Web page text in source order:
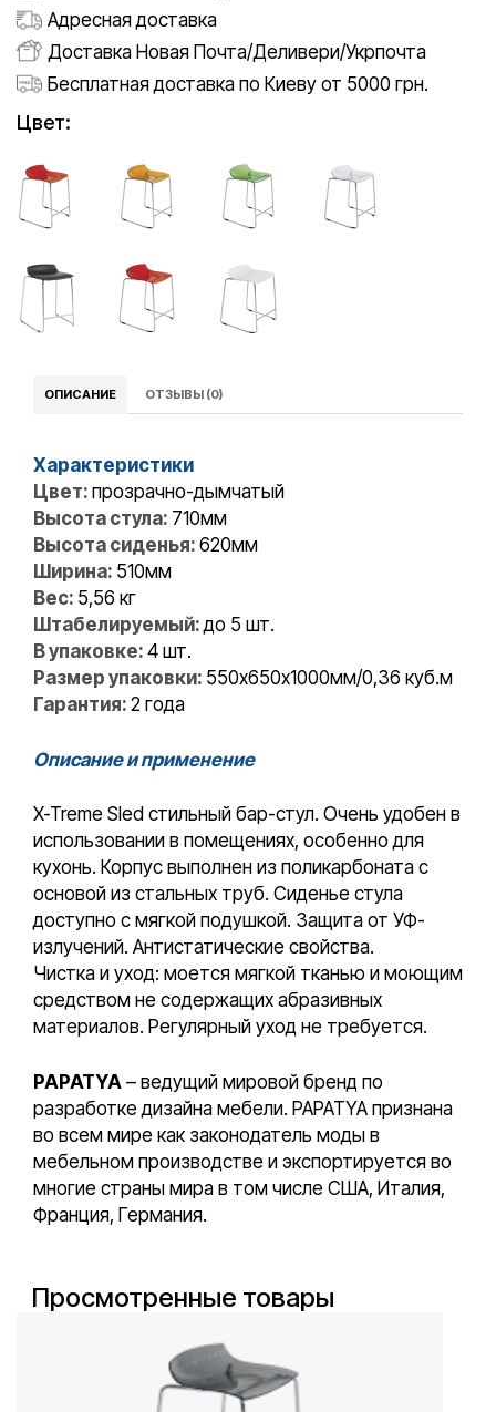
Адресная доставка
Доставка Новая Почта/Деливери/Укрпочта
Бесплатная доставка по Киеву от 5000 грн.
Цвет:
ОПИСАНИЕ ОТЗЫВЫ (0)
Характеристики
Цвет: прозрачно-дымчатый
Высота стула: 710мм
Высота сиденья: 620мм
Ширина: 510мм
Вес: 5,56 кг
Штабелируемый:до 5 шт.
В упаковке: 4 шт.
Размер упаковки: 550х650х1000мм/0,36 куб.м
Гарантия: 2 года
Описание и применение
X-Treme Sled стильный бар-стул. Очень удобен в
использовании в помещениях, особенно для
кухонь. Корпус выполнен из поликарбоната с
основой из стальных труб. Сиденье стула
доступно с мягкой подушкой. Защита от УФ-
излучений. Антистатические свойства.
Чистка и уход: моется мягкой тканью и моющим
средством не содержащих абразивных
материалов. Регулярный уход не требуется.
PAPATYA – ведущий мировой бренд по
разработке дизайна мебели. PAPATYA признана
во всем мире как законодатель моды в
мебельном производстве и экспортируется во
многие страны мира в том числе США, Италия,
Франция, Германия.
Просмотренные товары